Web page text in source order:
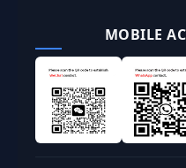
MOBILE